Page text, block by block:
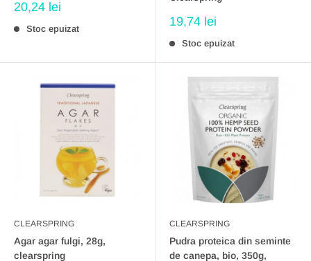
Preț
20,24 lei
Stoc epuizat
Preț
19,74 lei
Stoc epuizat
CLEARSPRING
Agar agar fulgi, 28g,
clearspring
CLEARSPRING
Pudra proteica din seminte
de canepa, bio, 350g,